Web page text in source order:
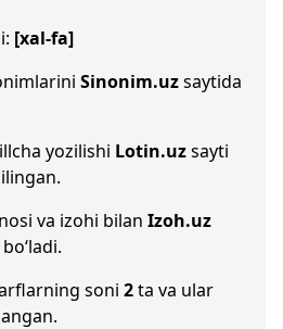
[xal-fa]
Sinonim.uzsaytida
yozilishi Lotin.uzsayti
va izohi bilan Izoh.uz
soni 2ta va ular